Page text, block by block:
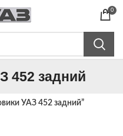
0
452 задний
УАЗ 452 задний”